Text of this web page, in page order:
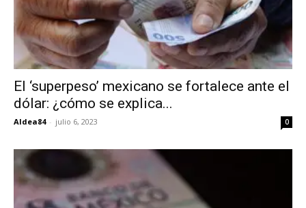
El ‘superpeso’ mexicano se fortalece ante el
dólar: ¿cómo se explica...
Aldea84 - julio 6, 2023 0